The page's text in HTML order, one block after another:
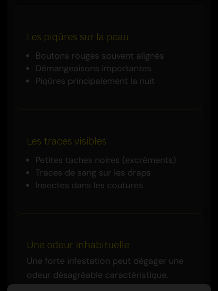
Les piqûres sur la peau
Boutons rouges souvent alignés
Démangeaisons importantes
Piqûres principalement la nuit
Les traces visibles
Petites taches noires (excréments)
Traces de sang sur les draps
Insectes dans les coutures
Une odeur inhabituelle
Une forte infestation peut dégager une
odeur désagréable caractéristique.